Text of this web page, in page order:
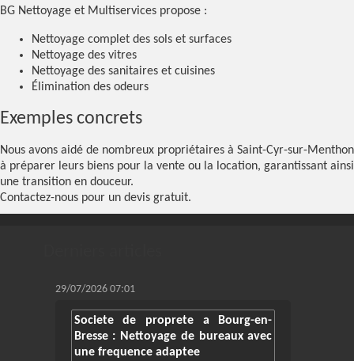
BG Nettoyage et Multiservices propose :
Nettoyage complet des sols et surfaces
Nettoyage des vitres
Nettoyage des sanitaires et cuisines
Élimination des odeurs
Exemples concrets
Nous avons aidé de nombreux propriétaires à Saint-Cyr-sur-Menthon
à préparer leurs biens pour la vente ou la location, garantissant ainsi
une transition en douceur.
Contactez-nous pour un devis gratuit.
29/07/2026 07:01
Societe de proprete a Bourg-en-
Bresse : Nettoyage de bureaux avec
une frequence adaptee